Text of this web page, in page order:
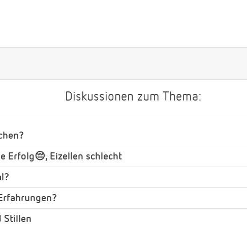
Diskussionen zum Thema:
Erfolg😔, Eizellen schlecht
Stillen